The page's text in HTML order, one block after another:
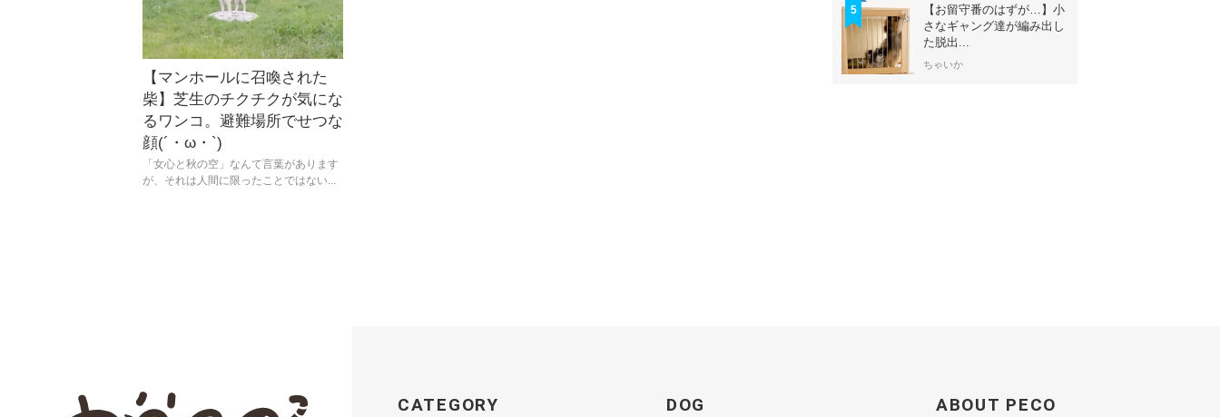
【マンホールに召喚された
柴】芝生のチクチクが気にな
るワンコ。避難場所でせつな
顔(´・ω・`)
「女心と秋の空」なんて言葉があります
が、それは人間に限ったことではない...
5
【お留守番のはずが…】小
さなギャング達が編み出し
た脱出...
ちゃいか
CATEGORY DOG ABOUT PECO